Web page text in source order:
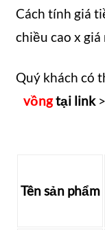
Cách tính giá
chiều cao x
Quý khách có
vồngtại link
Tên sản phẩm